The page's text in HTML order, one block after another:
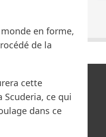
en forme,
de la
cette
Scuderia, ce qui
dans ce